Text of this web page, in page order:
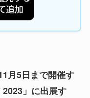
月5日まで開催す
」に出展す